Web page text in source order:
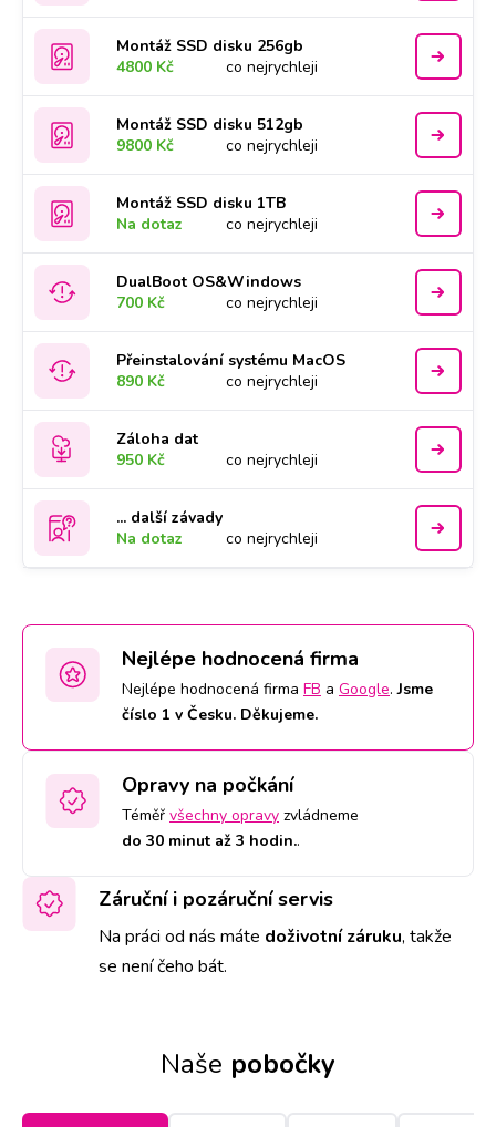
Montáž SSD disku 256gb
4800 Kč
co nejrychleji
Montáž SSD disku 512gb
9800 Kč
co nejrychleji
Montáž SSD disku 1TB
Na dotaz
co nejrychleji
DualBoot OS&Windows
700 Kč
co nejrychleji
Přeinstalování systému MacOS
890 Kč
co nejrychleji
Záloha dat
950 Kč
co nejrychleji
... další závady
Na dotaz
co nejrychleji
Nejlépe hodnocená firma
Nejlépe hodnocená firma FB a Google.Jsme
číslo 1 v Česku. Děkujeme.
Opravy na počkání
Téměř všechny opravy zvládneme
do 30 minut až 3 hodin..
Záruční i pozáruční servis
Na práci od nás máte doživotní záruku, takže
se není čeho bát.
Naše pobočky